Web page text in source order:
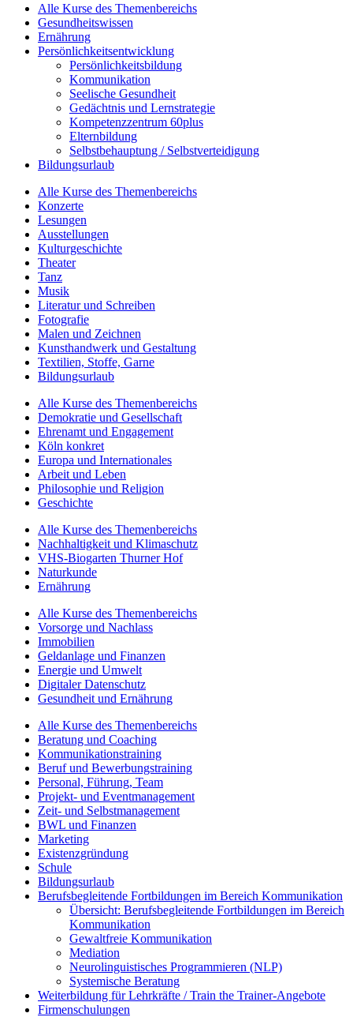
Alle Kurse des Themenbereichs
Gesundheitswissen
Ernährung
Persönlichkeitsentwicklung
Persönlichkeitsbildung
Kommunikation
Seelische Gesundheit
Gedächtnis und Lernstrategie
Kompetenzzentrum 60plus
Elternbildung
Selbstbehauptung / Selbstverteidigung
Bildungsurlaub
Alle Kurse des Themenbereichs
Konzerte
Lesungen
Ausstellungen
Kulturgeschichte
Theater
Tanz
Musik
Literatur und Schreiben
Fotografie
Malen und Zeichnen
Kunsthandwerk und Gestaltung
Textilien, Stoffe, Garne
Bildungsurlaub
Alle Kurse des Themenbereichs
Demokratie und Gesellschaft
Ehrenamt und Engagement
Köln konkret
Europa und Internationales
Arbeit und Leben
Philosophie und Religion
Geschichte
Alle Kurse des Themenbereichs
Nachhaltigkeit und Klimaschutz
VHS-Biogarten Thurner Hof
Naturkunde
Ernährung
Alle Kurse des Themenbereichs
Vorsorge und Nachlass
Immobilien
Geldanlage und Finanzen
Energie und Umwelt
Digitaler Datenschutz
Gesundheit und Ernährung
Alle Kurse des Themenbereichs
Beratung und Coaching
Kommunikationstraining
Beruf und Bewerbungstraining
Personal, Führung, Team
Projekt- und Eventmanagement
Zeit- und Selbstmanagement
BWL und Finanzen
Marketing
Existenzgründung
Schule
Bildungsurlaub
Berufsbegleitende Fortbildungen im Bereich Kommunikation
Übersicht: Berufsbegleitende Fortbildungen im Bereich
Kommunikation
Gewaltfreie Kommunikation
Mediation
Neurolinguistisches Programmieren (NLP)
Systemische Beratung
Weiterbildung für Lehrkräfte / Train the Trainer-Angebote
Firmenschulungen